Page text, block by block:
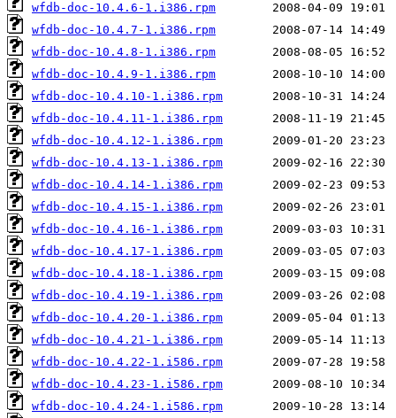
wfdb-doc-10.4.6-1.i386.rpm
wfdb-doc-10.4.7-1.i386.rpm
wfdb-doc-10.4.8-1.i386.rpm
wfdb-doc-10.4.9-1.i386.rpm
wfdb-doc-10.4.10-1.i386.rpm
wfdb-doc-10.4.11-1.i386.rpm
wfdb-doc-10.4.12-1.i386.rpm
wfdb-doc-10.4.13-1.i386.rpm
wfdb-doc-10.4.14-1.i386.rpm
wfdb-doc-10.4.15-1.i386.rpm
wfdb-doc-10.4.16-1.i386.rpm
wfdb-doc-10.4.17-1.i386.rpm
wfdb-doc-10.4.18-1.i386.rpm
wfdb-doc-10.4.19-1.i386.rpm
wfdb-doc-10.4.20-1.i386.rpm
wfdb-doc-10.4.21-1.i386.rpm
wfdb-doc-10.4.22-1.i586.rpm
wfdb-doc-10.4.23-1.i586.rpm
wfdb-doc-10.4.24-1.i586.rpm